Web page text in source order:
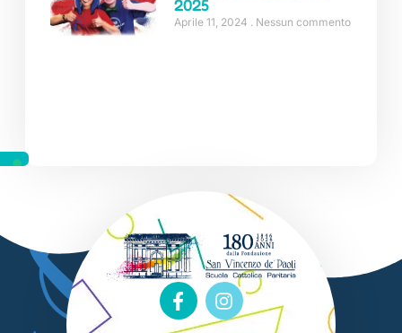
2025
Aprile 11, 2024 Nessun commento